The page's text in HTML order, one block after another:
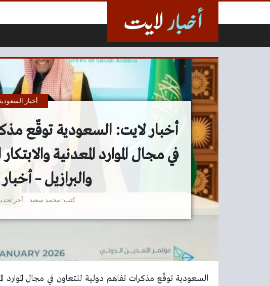
أخبار لايت: السعودية توقّع
في مجال الموارد المعدنية
والبرازيل –
كتب محمد سعيد
أخبار
آخر
السعودية توقّع مذكرات تفاهم دولية للتعاون في مجال الموارد